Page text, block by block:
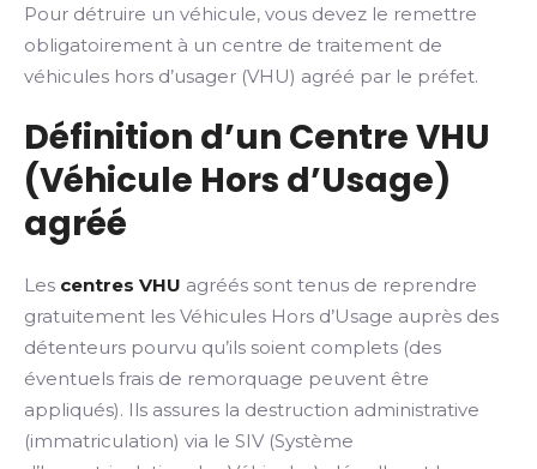
Pour détruire un véhicule, vous devez le remettre
obligatoirement à un centre de traitement de
véhicules hors d’usager (VHU) agréé par le préfet.
Définition d’un Centre VHU
(Véhicule Hors d’Usage)
agréé
Les centres VHU agréés sont tenus de reprendre
gratuitement les Véhicules Hors d’Usage auprès des
détenteurs pourvu qu’ils soient complets (des
éventuels frais de remorquage peuvent être
appliqués). Ils assures la destruction administrative
(immatriculation) via le SIV (Système